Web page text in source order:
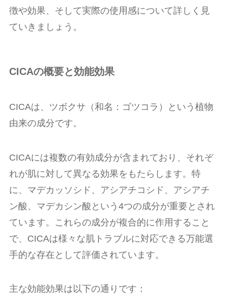
徴や効果、そして実際の使用感について詳しく見
ていきましょう。
CICAの概要と効能効果
CICAは、ツボクサ（和名：ゴツコラ）という植物
由来の成分です。
CICAには複数の有効成分が含まれており、それぞ
れが肌に対して異なる効果をもたらします。特
に、マデカッソシド、アシアチコシド、アシアチ
ン酸、マデカシン酸という4つの成分が重要とされ
ています。これらの成分が複合的に作用すること
で、CICAは様々な肌トラブルに対応できる万能選
手的な存在として評価されています。
主な効能効果は以下の通りです：